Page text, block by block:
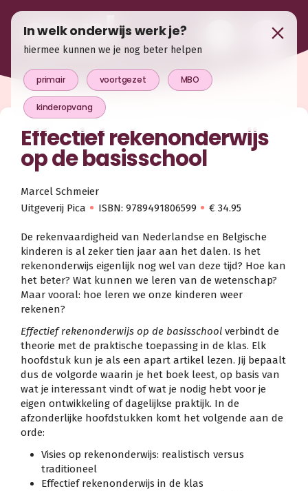
Effectief rekenonderwijs
op de basisschool
Marcel Schmeier
Uitgeverij Pica
ISBN: 9789491806599 € 34.95
De rekenvaardigheid van Nederlandse en Belgische
kinderen is al zeker tien jaar aan het dalen. Is het
rekenonderwijs eigenlijk nog wel van deze tijd? Hoe kan
het beter? Wat kunnen we leren van de wetenschap?
Maar vooral: hoe leren we onze kinderen weer
rekenen?
Effectief rekenonderwijs op de basisschool verbindt de
theorie met de praktische toepassing in de klas. Elk
hoofdstuk kun je als een apart artikel lezen. Jij bepaalt
dus de volgorde waarin je het boek leest, op basis van
wat je interessant vindt of wat je nodig hebt voor je
eigen ontwikkeling of dagelijkse praktijk. In de
afzonderlijke hoofdstukken komt het volgende aan de
orde:
Visies op rekenonderwijs: realistisch versus
traditioneel
Effectief rekenonderwijs in de klas
In welk onderwijs werk je?
hiermee kunnen we je nog beter helpen
primair voortgezet MBO
kinderopvang